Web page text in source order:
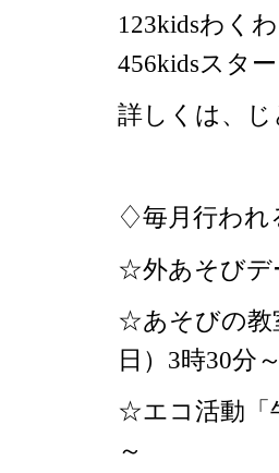
123kidsわく
456kidsスタ
詳しくは、
♢毎月行わ
☆外あそびデ
☆あそびの教
日）3時30分
☆エコ活動「
～